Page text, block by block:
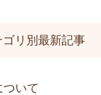
ゴリ別最新記事
ついて